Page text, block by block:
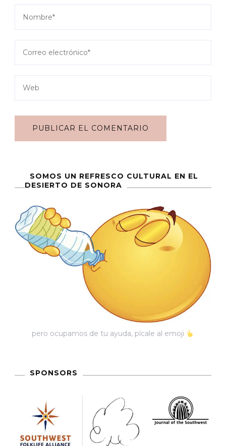
SOMOS UN REFRESCO CULTURAL EN EL
DESIERTO DE SONORA
pero ocupamos de tu ayuda, pícale al emoji
SPONSORS